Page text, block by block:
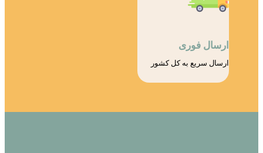
ارسال فوری
ارسال سریع به کل کشور